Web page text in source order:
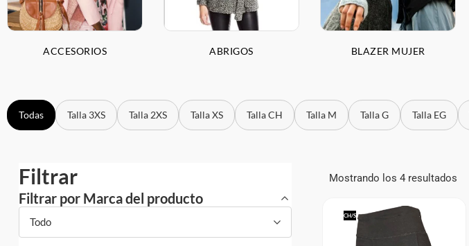
ACCESORIOS ABRIGOS BLAZER MUJER
Todas Talla 3XS Talla 2XS Talla XS Talla CH Talla M Talla G Talla EG
Filtrar
Filtrar por Marca del producto
Todo
Mostrando los 4 resultados
CH/S